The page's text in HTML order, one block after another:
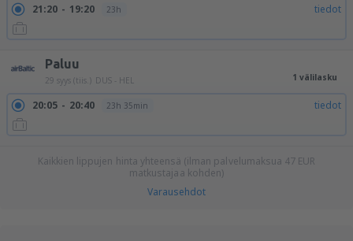
21:20 19:20 23h tiedot
Paluu
29 syys (tiis.) DUS - HEL 1 välilasku
20:05 20:40 23h 35min tiedot
Kaikkien lippujen hinta yhteensä (ilman palvelumaksua 47 EUR
matkustajaa kohden)
Varausehdot